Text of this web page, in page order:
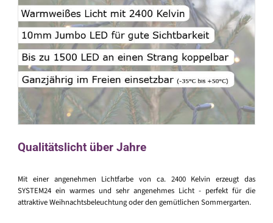
Qualitätslicht über Jahre
Mit einer angenehmen Lichtfarbe von ca. 2400 Kelvin erzeugt das
SYSTEM24 ein warmes und sehr angenehmes Licht - perfekt für die
attraktive Weihnachtsbeleuchtung oder den gemütlichen Sommergarten.